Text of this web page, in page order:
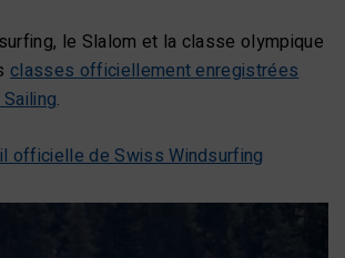
le Slalom et la classe olympique
classes officiellement enregistrées
.
officielle de Swiss Windsurfing